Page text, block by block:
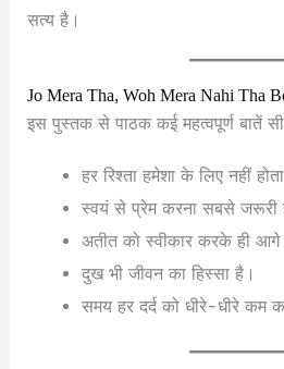
सत्य है।
Jo Mera Tha, Woh Mera Nahi Tha
इस पुस्तक से पाठक कई महत्वपूर्ण बातें
हर रिश्ता हमेशा के लिए नहीं
स्वयं से प्रेम करना सबसे जरूरी
अतीत को स्वीकार करके ही आगे
दुख भी जीवन का हिस्सा है।
समय हर दर्द को धीरे-धीरे कम